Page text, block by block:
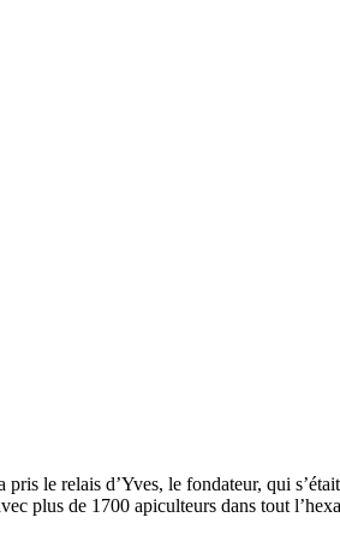
le relais d’Yves, le fondateur, qui
plus de 1700 apiculteurs dans tout